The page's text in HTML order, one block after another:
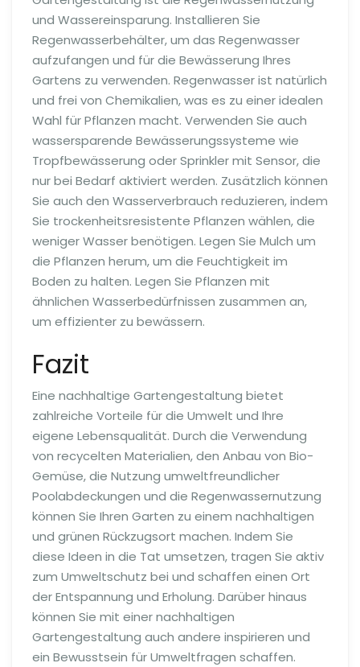
und Wassereinsparung. Installieren Sie
Regenwasserbehälter, um das Regenwasser
aufzufangen und für die Bewässerung Ihres
Gartens zu verwenden. Regenwasser ist natürlich
und frei von Chemikalien, was es zu einer idealen
Wahl für Pflanzen macht. Verwenden Sie auch
wassersparende Bewässerungssysteme wie
Tropfbewässerung oder Sprinkler mit Sensor, die
nur bei Bedarf aktiviert werden. Zusätzlich können
Sie auch den Wasserverbrauch reduzieren, indem
Sie trockenheitsresistente Pflanzen wählen, die
weniger Wasser benötigen. Legen Sie Mulch um
die Pflanzen herum, um die Feuchtigkeit im
Boden zu halten. Legen Sie Pflanzen mit
ähnlichen Wasserbedürfnissen zusammen an,
um effizienter zu bewässern.
Fazit
Eine nachhaltige Gartengestaltung bietet
zahlreiche Vorteile für die Umwelt und Ihre
eigene Lebensqualität. Durch die Verwendung
von recycelten Materialien, den Anbau von Bio-
Gemüse, die Nutzung umweltfreundlicher
Poolabdeckungen und die Regenwassernutzung
können Sie Ihren Garten zu einem nachhaltigen
und grünen Rückzugsort machen. Indem Sie
diese Ideen in die Tat umsetzen, tragen Sie aktiv
zum Umweltschutz bei und schaffen einen Ort
der Entspannung und Erholung. Darüber hinaus
können Sie mit einer nachhaltigen
Gartengestaltung auch andere inspirieren und
ein Bewusstsein für Umweltfragen schaffen.